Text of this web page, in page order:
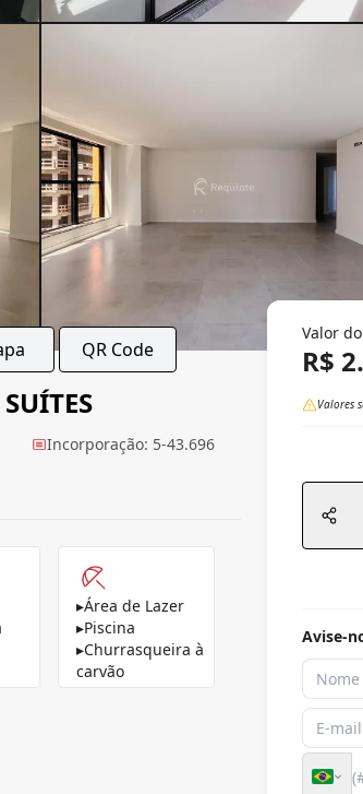
QR Code
Incorporação: 5-43.696
▸Área de Lazer
▸Piscina
▸Churrasqueira à
carvão
Valor
R$
Valores
Avise-